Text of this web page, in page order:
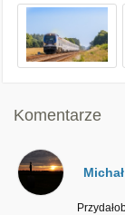
Komentarze